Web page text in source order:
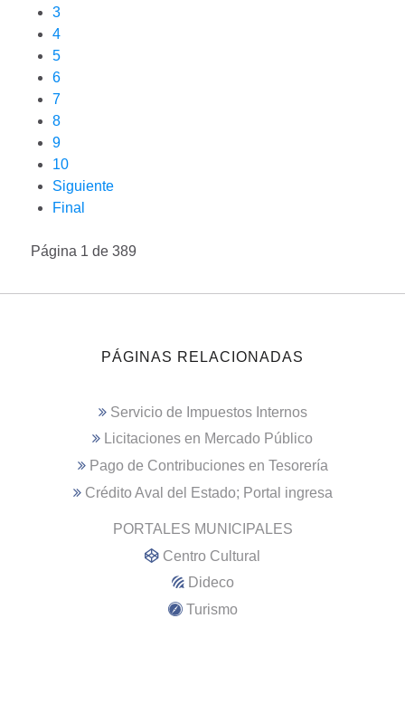
3
4
5
6
7
8
9
10
Siguiente
Final
Página 1 de 389
PÁGINAS RELACIONADAS
Servicio de Impuestos Internos
Licitaciones en Mercado Público
Pago de Contribuciones en Tesorería
Crédito Aval del Estado; Portal ingresa
PORTALES MUNICIPALES
Centro Cultural
Dideco
Turismo